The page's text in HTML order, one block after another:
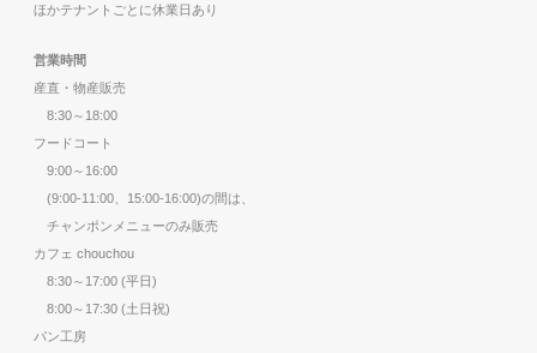
ほかテナントごとに休業日あり
営業時間
産直・物産販売
8:30～18:00
フードコート
9:00～16:00
(9:00-11:00、15:00-16:00)の間は、
チャンポンメニューのみ販売
カフェ chouchou
8:30～17:00 (平日)
8:00～17:30 (土日祝)
パン工房